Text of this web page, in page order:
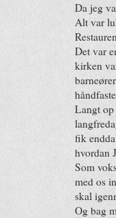
Da jeg
Alt var
Det var
kirken
Langt
fik
hvordan
Som
med os
skal
Og bag